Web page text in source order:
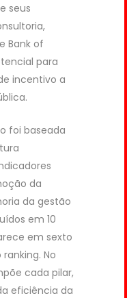
seus
Bank of
para
incentivo a
foi baseada
da
da gestão
em 10
em sexto
No
cada pilar,
eficiência da